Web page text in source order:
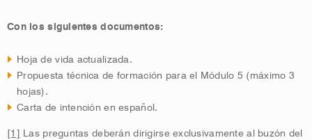
Con los siguientes documentos:
Hoja de vida actualizada.
Propuesta técnica de formación para el Módulo 5 (máximo 3
hojas).
Carta de intención en español.
[1]
Las preguntas deberán dirigirse exclusivamente al buzón del